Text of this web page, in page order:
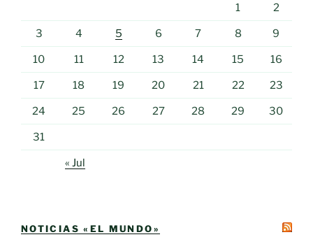
1 2
3 4 5 6 7 8 9
10 11 12 13 14 15 16
17 18 19 20 21 22 23
24 25 26 27 28 29 30
31
« Jul
NOTICIAS «EL MUNDO»